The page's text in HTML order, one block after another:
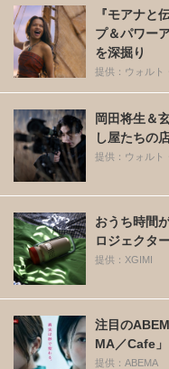
『モアナと
プ＆パワー
を深掘り
提供：ウォルト
岡田将生＆
し屋たちの
提供：ウォルト
おうち時間
ロジェクタ
提供：XGIMI
注目の
MA／Cafe」
提供：ABEMA